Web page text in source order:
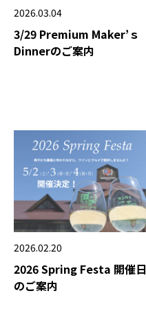
2026.03.04
3/29 Premium Maker’ｓ
Dinnerのご案内
2026.02.20
2026 Spring Festa 開催日
のご案内